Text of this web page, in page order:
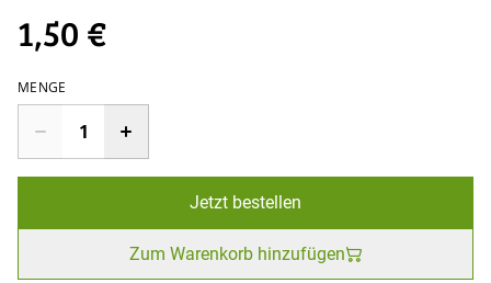
1,50 €
MENGE
Jetzt bestellen
Zum Warenkorb hinzufügen